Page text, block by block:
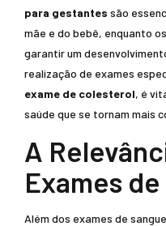
para gestantes são
mãe e do bebê, enquanto os
garantir um
realização de exames
exame de colesterol, é
saúde que se tornam mais
A
Exames
Além dos exames de